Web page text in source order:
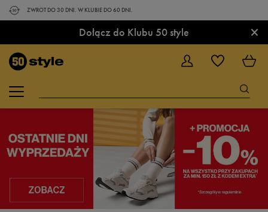
ZWROT DO 30 DNI. W KLUBIE DO 60 DNI.
Dołącz do Klubu 50 style ×